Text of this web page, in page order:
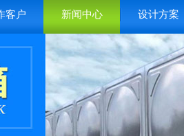
客户 新闻中心 设计方案